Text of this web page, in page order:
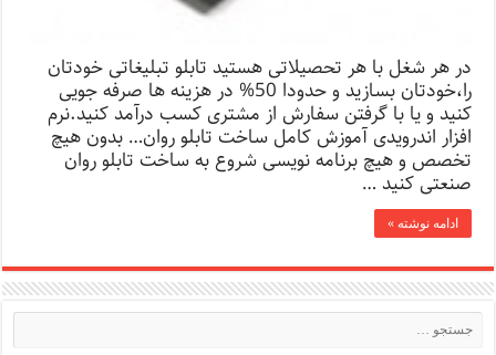
در هر شغل با هر تحصیلاتی هستید تابلو تبلیغاتی خودتان
را،خودتان بسازید و حدودا 50% در هزینه ها صرفه جویی
کنید و یا با گرفتن سفارش از مشتری کسب درآمد کنید.نرم
افزار اندرویدی آموزش کامل ساخت تابلو روان… بدون هیچ
تخصص و هیچ برنامه نویسی شروع به ساخت تابلو روان
صنعتی کنید …
ادامه نوشته »